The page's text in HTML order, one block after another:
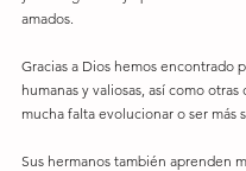
amados.
Gracias a Dios hemos encontrado
humanas y valiosas, así como otras
mucha falta evolucionar o ser más
Sus hermanos también aprenden